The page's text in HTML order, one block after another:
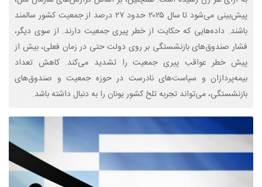
پیش‌بینی می‌شود تا سال ۲۰۲۵ حدود ۲۷ درصد از جمعیت کشور سالمند
باشند. داده‌هایی که حکایت از خطر پیری جمعیت دارند. از سوی دیگر،
فشار صندوق‌های بازنشستگی بر روی دولت حتی در زمان فعلی، بیش از
پیش خطر عواقب پیری جمعیت را تشدید می‌کند. کاهش تعداد
بیمه‌پردازان و سیاست‌های نادرست در حوزه جمعیت و صندوق‌های
بازنشستگی، می‌تواند تجربه تلخ کشور یونان را به دنبال داشته باشد.